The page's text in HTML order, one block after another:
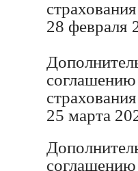
28 февраля
соглашению
25 марта
соглашению